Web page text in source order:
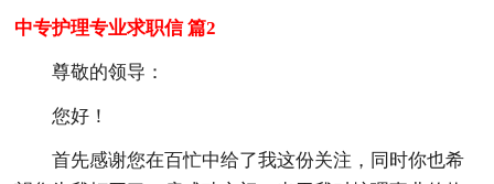
中专护理专业求职信 篇2
尊敬的领导：
您好！
首先感谢您在百忙中给了我这份关注，同时你也希